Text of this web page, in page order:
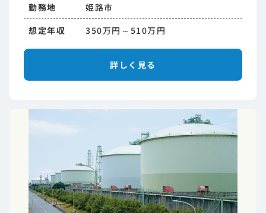
勤務地
姫路市
想定年収
350万円～510万円
詳しく見る